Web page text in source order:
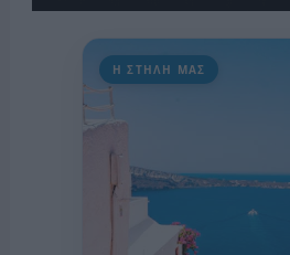
Η ΣΤΗΛΗ ΜΑΣ